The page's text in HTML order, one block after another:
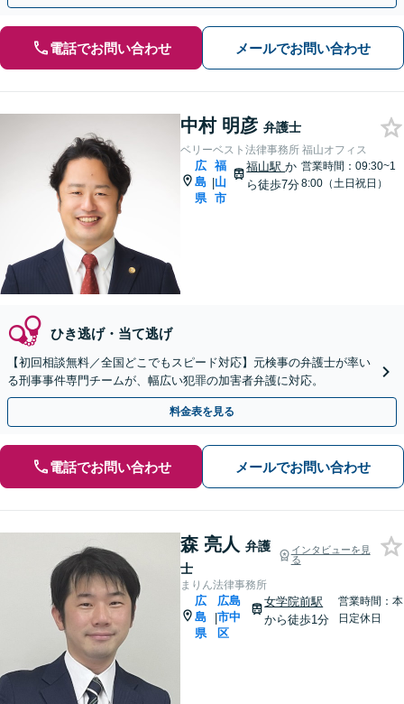
電話でお問い合わせ メールでお問い合わせ
中村 明彦 弁護士
ベリーベスト法律事務所 福山オフィス
広
島
県
|
福
山
市
福山駅か
ら徒歩7分
営業時間：09:30~1
8:00（土日祝日）
ひき逃げ・当て逃げ
【初回相談無料／全国どこでもスピード対応】元検事の弁護士が率い
る刑事事件専門チームが、幅広い犯罪の加害者弁護に対応。
料金表を見る
電話でお問い合わせ メールでお問い合わせ
森 亮人 弁護
士
インタビューを見
る
まりん法律事務所
広
島
県
|
広島
市中
区
女学院前駅
から徒歩1分
営業時間：本
日定休日